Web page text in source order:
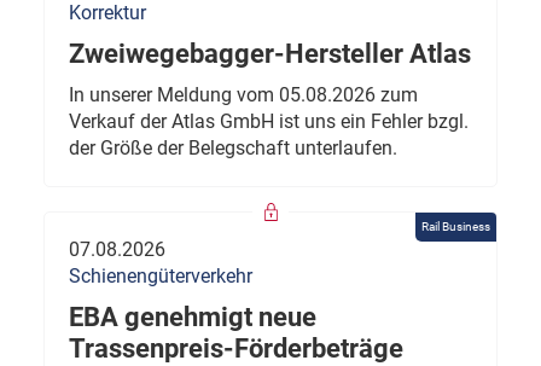
Korrektur
Zweiwegebagger-Hersteller Atlas
In unserer Meldung vom 05.08.2026 zum
Verkauf der Atlas GmbH ist uns ein Fehler bzgl.
der Größe der Belegschaft unterlaufen.
Rail Business
07.08.2026
Schienengüterverkehr
EBA genehmigt neue
Trassenpreis-Förderbeträge